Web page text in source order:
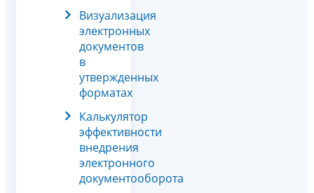
Визуализация
электронных
документов
в
утвержденных
форматах
Калькулятор
эффективности
внедрения
электронного
документооборота